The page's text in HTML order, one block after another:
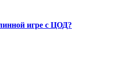
игре с ЦОД?